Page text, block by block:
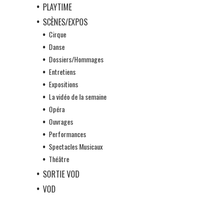
PLAYTIME
SCÈNES/EXPOS
Cirque
Danse
Dossiers/Hommages
Entretiens
Expositions
La vidéo de la semaine
Opéra
Ouvrages
Performances
Spectacles Musicaux
Théâtre
SORTIE VOD
VOD